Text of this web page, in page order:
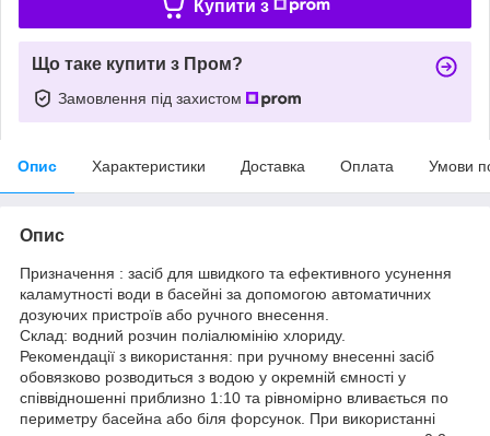
Купити з
Що таке купити з Пром?
Замовлення під захистом
Опис Характеристики Доставка Оплата Умови
Опис
Призначення : засіб для швидкого та ефективного усунення
каламутності води в басейні за допомогою автоматичних
дозуючих пристроїв або ручного внесення.
Склад: водний розчин поліалюмінію хлориду.
Рекомендації з використання: при ручному внесенні засіб
обовязково розводиться з водою у окремній ємності у
співвідношенні приблизно 1:10 та рівномірно вливається по
периметру басейна або біля форсунок. При використанні